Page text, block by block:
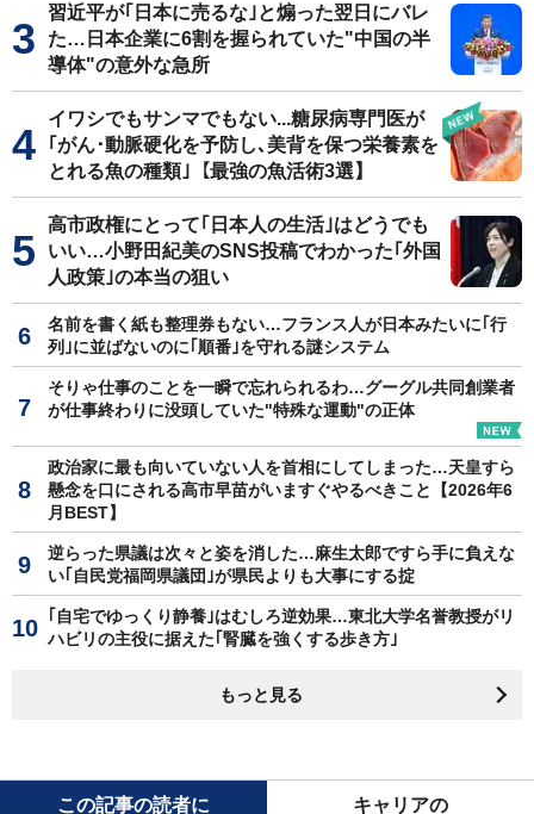
習近平が｢日本に売るな｣と煽った翌日にバレ
た…日本企業に6割を握られていた"中国の半
導体"の意外な急所
イワシでもサンマでもない...糖尿病専門医が
｢がん･動脈硬化を予防し､美背を保つ栄養素を
とれる魚の種類｣【最強の魚活術3選】
高市政権にとって｢日本人の生活｣はどうでも
いい…小野田紀美のSNS投稿でわかった｢外国
人政策｣の本当の狙い
名前を書く紙も整理券もない…フランス人が日本みたいに｢行
列｣に並ばないのに｢順番｣を守れる謎システム
そりゃ仕事のことを一瞬で忘れられるわ…グーグル共同創業者
が仕事終わりに没頭していた"特殊な運動"の正体
政治家に最も向いていない人を首相にしてしまった…天皇すら
懸念を口にされる高市早苗がいますぐやるべきこと【2026年6
月BEST】
逆らった県議は次々と姿を消した…麻生太郎ですら手に負えな
い｢自民党福岡県議団｣が県民よりも大事にする掟
｢自宅でゆっくり静養｣はむしろ逆効果…東北大学名誉教授がリ
ハビリの主役に据えた｢腎臓を強くする歩き方｣
もっと見る
この記事の読者に キャリアの